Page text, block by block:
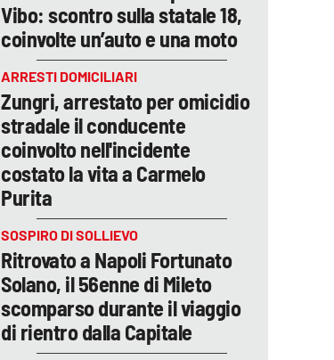
Vibo: scontro sulla statale 18,
coinvolte un’auto e una moto
ARRESTI DOMICILIARI
Zungri, arrestato per omicidio
stradale il conducente
coinvolto nell'incidente
costato la vita a Carmelo
Purita
SOSPIRO DI SOLLIEVO
Ritrovato a Napoli Fortunato
Solano, il 56enne di Mileto
scomparso durante il viaggio
di rientro dalla Capitale